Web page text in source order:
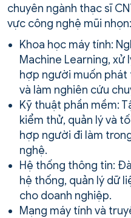
chuyên ngành thạc sĩ
vực công nghệ mũi nhọn:
Khoa học máy tính:
Machine Learning, xử
hợp người muốn
và làm nghiên cứu
Kỹ thuật phần mềm:
kiểm thử, quản lý và
hợp người đi làm
nghệ.
Hệ thống thông tin:
hệ thống, quản lý dữ
cho doanh nghiệp.
Mạng máy tính và